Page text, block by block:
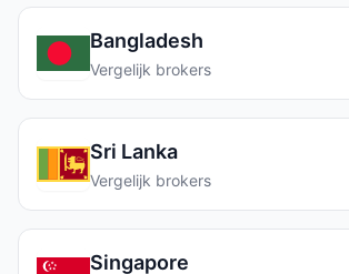
Bangladesh
Vergelijk brokers
Sri Lanka
Vergelijk brokers
Singapore